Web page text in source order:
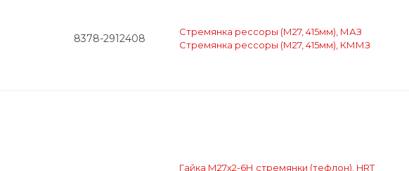
8378-2912408
Стремянка рессоры (М27, 415мм), МАЗ
Стремянка рессоры (М27, 415мм), КММЗ
Гайка М27х2-6Н стремянки (тефлон), HRT